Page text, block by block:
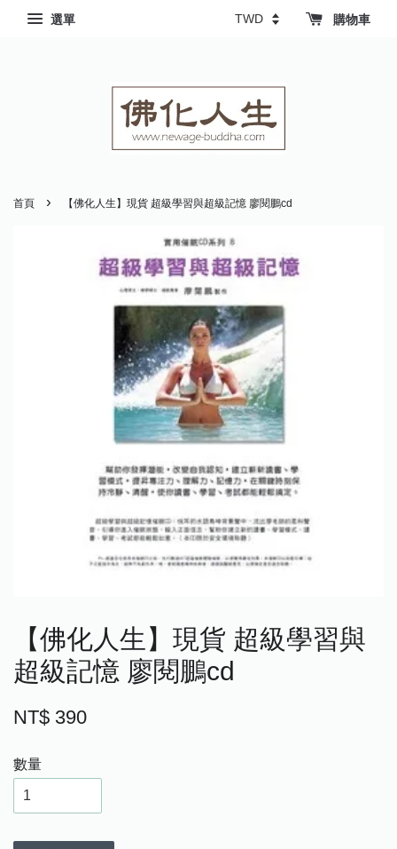
選單 購物車
首頁 › 【佛化人生】現貨 超級學習與超級記憶 廖閱鵬cd
【佛化人生】現貨 超級學習與
超級記憶 廖閱鵬cd
NT$ 390
數量